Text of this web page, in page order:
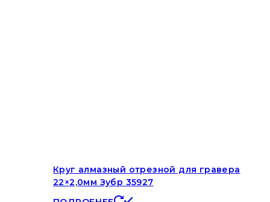
Круг алмазный отрезной для гравера
22×2,0мм Зубр 35927